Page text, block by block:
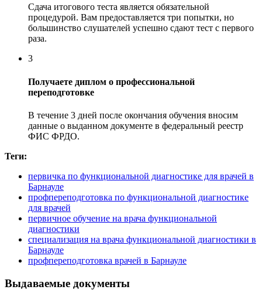
Сдача итогового теста является обязательной
процедурой. Вам предоставляется три попытки, но
большинство слушателей успешно сдают тест с первого
раза.
3
Получаете диплом о профессиональной
переподготовке
В течение 3 дней после окончания обучения вносим
данные о выданном документе в федеральный реестр
ФИС ФРДО.
Теги:
первичка по функциональной диагностике для врачей в
Барнауле
профпереподготовка по функциональной диагностике
для врачей
первичное обучение на врача функциональной
диагностики
специализация на врача функциональной диагностики в
Барнауле
профпереподготовка врачей в Барнауле
Выдаваемые документы